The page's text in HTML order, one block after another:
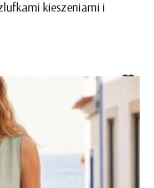
kieszeniami i